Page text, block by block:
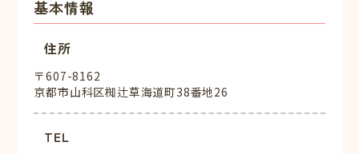
基本情報
住所
〒607-8162
京都市山科区椥辻草海道町38番地26
TEL